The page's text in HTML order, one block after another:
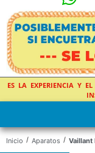
ES LA EXPERIENCIA Y EL
Inicio / Aparatos / Vaillant